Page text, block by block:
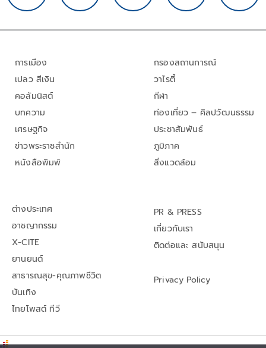
การเมือง
เปลว สีเงิน
คอลัมนิสต์
บทความ
เศรษฐกิจ
ข่าวพระราชสำนัก
หนังสือพิมพ์
กรองสถานการณ์
วาไรตี้
กีฬา
ท่องเที่ยว – ศิลปวัฒนธรรม
ประชาสัมพันธ์
ภูมิภาค
สิ่งแวดล้อม
ต่างประเทศ
อาชญากรรม
X-CITE
ยานยนต์
สาธารณสุข-คุณภาพชีวิต
บันเทิง
ไทยโพสต์ ทีวี
PR & PRESS
เกี่ยวกับเรา
ติดต่อและ สนับสนุน
Privacy Policy